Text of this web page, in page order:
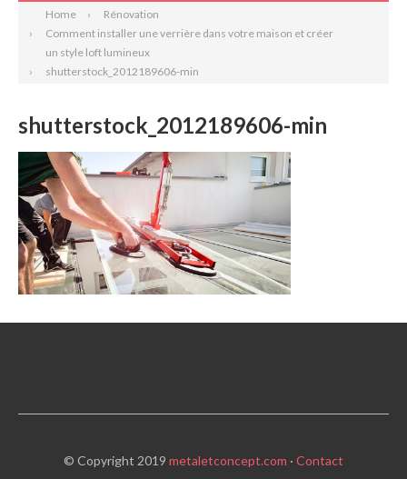
Home
Rénovation
Comment installer une verrière dans votre maison et créer
un style loft lumineux
shutterstock_2012189606-min
shutterstock_2012189606-min
© Copyright 2019 metaletconcept.com · Contact